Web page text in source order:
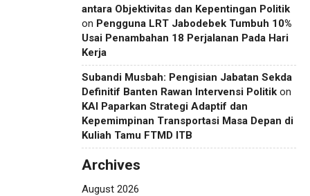
antara Objektivitas dan Kepentingan Politik
on Pengguna LRT Jabodebek Tumbuh 10%
Usai Penambahan 18 Perjalanan Pada Hari
Kerja
Subandi Musbah: Pengisian Jabatan Sekda
Definitif Banten Rawan Intervensi Politik on
KAI Paparkan Strategi Adaptif dan
Kepemimpinan Transportasi Masa Depan di
Kuliah Tamu FTMD ITB
Archives
August 2026